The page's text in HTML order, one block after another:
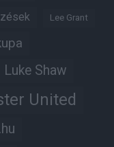
Lee Grant
Luke Shaw
United